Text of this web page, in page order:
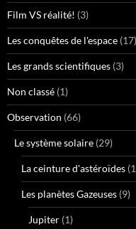
Film VS réalité! (3)
Les conquêtes de l'espace (17)
Les grands scientifiques (3)
Non classé (1)
Observation (66)
Le système solaire (29)
La ceinture d'astéroïdes
Les planètes Gazeuses (9)
Jupiter (1)